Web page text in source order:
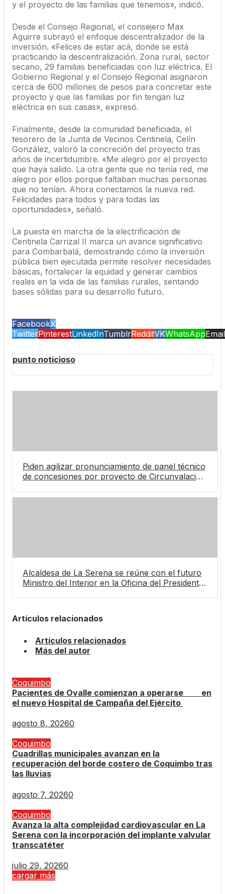
y el proyecto de las familias que tenemos», indicó.
Desde el Consejo Regional, el consejero Max
Aguirre subrayó el enfoque descentralizador de la
inversión. «Felices de estar acá, donde se está
practicando la descentralización. Zona rural, sector
secano, 29 familias beneficiadas con luz eléctrica. El
Gobierno Regional y el Consejo Regional asignaron
cerca de 600 millones de pesos para concretar este
proyecto y que las familias por fin tengan luz
eléctrica en sus casas», expresó.
Finalmente, desde la comunidad beneficiada, el
tesorero de la Junta de Vecinos Centinela, Celín
González, valoró la concreción del proyecto tras
años de incertidumbre. «Me alegro por el proyecto
que haya salido. La otra gente que no tenía red, me
alegro por ellos porque faltaban muchas personas
que no tenían. Ahora conectamos la nueva red.
Felicidades para todos y para todas las
oportunidades», señaló.
La puesta en marcha de la electrificación de
Centinela Carrizal II marca un avance significativo
para Combarbalá, demostrando cómo la inversión
pública bien ejecutada permite resolver necesidades
básicas, fortalecer la equidad y generar cambios
reales en la vida de las familias rurales, sentando
bases sólidas para su desarrollo futuro.
FacebookX
TwitterPinterestLinkedInTumblrRedditVKWhatsAppEmail
punto noticioso
Piden agilizar pronunciamiento de panel técnico
de concesiones por proyecto de Circunvalación
Alcaldesa de La Serena se reúne con el futuro
Ministro del Interior en la Oficina del Presidente
Artículos relacionados
Artículos relacionados
Más del autor
Coquimbo
Pacientes de Ovalle comienzan a operarse en
el nuevo Hospital de Campaña del Ejército
agosto 8, 20260
Coquimbo
Cuadrillas municipales avanzan en la
recuperación del borde costero de Coquimbo tras
las lluvias
agosto 7, 20260
Coquimbo
Avanza la alta complejidad cardiovascular en La
Serena con la incorporación del implante valvular
transcatéter
julio 29, 20260
cargar más